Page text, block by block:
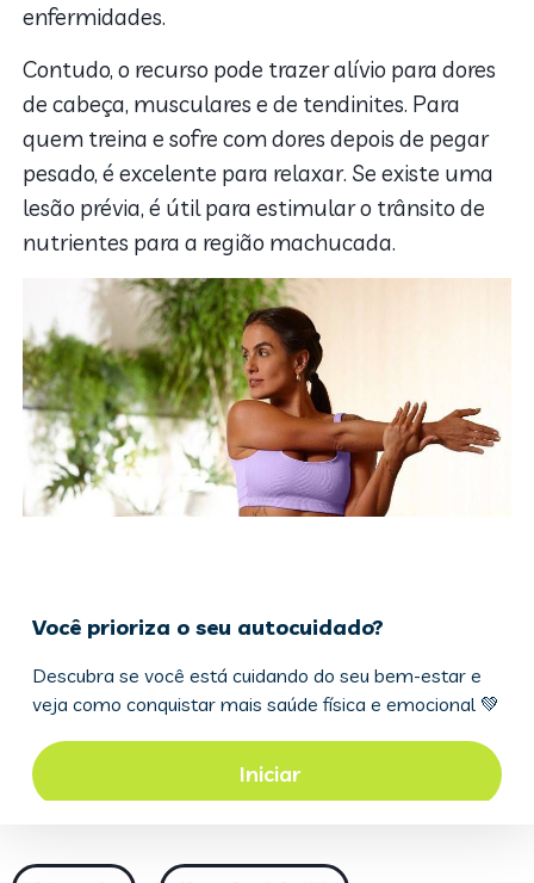
enfermidades.
Contudo, o recurso pode trazer alívio para dores
de cabeça, musculares e de tendinites. Para
quem treina e sofre com dores depois de pegar
pesado, é excelente para relaxar. Se existe uma
lesão prévia, é útil para estimular o trânsito de
nutrientes para a região machucada.